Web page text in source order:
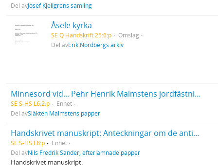
Del avJosef Kjellgrens samling
Åsele kyrka
SE Q Handskrift 25:6:p
Omslag
Del avErik Nordbergs arkiv
Minnesord vid... Pehr Henrik Malmstens jordfästning... 5 april 1883 af Frith. Grafström. Stockholm u.å.
SE S-HS L6:2:p
Enhet
Del avSläkten Malmstens papper
Handskrivet manuskript: Anteckningar om de antika vaserna i Nationalmuseum
SE S-HS L8:p
Enhet
Del avNils Fredrik Sander, efterlämnade papper
Handskrivet manuskript: